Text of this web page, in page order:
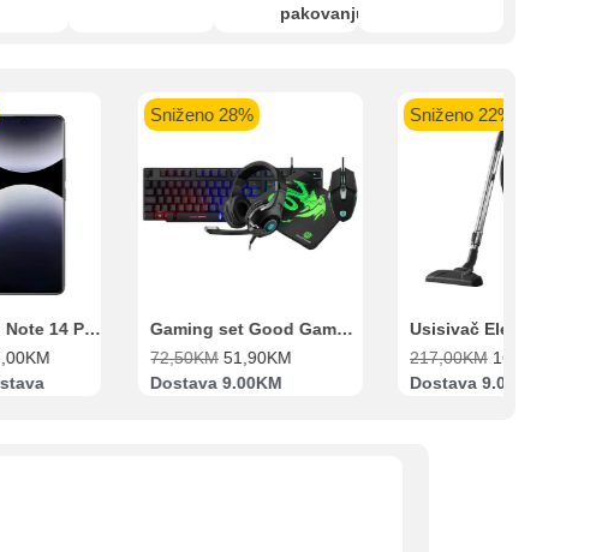
pakovanju.
Xiaomi Redmi Note 14 Pro 8GB 256GB Crni
Sniženo 28%
Gaming set Good Game Tastatura, Miš, Slušalice i podloga za miš
KM 51,90KM
Dostava 9.00KM
Sniženo 22%
KM 169,00 KM
Dostava 9.00KM
Sparkasse banka
Raiffeisen banka VISA